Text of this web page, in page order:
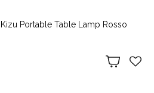
Portable Table Lamp Rosso